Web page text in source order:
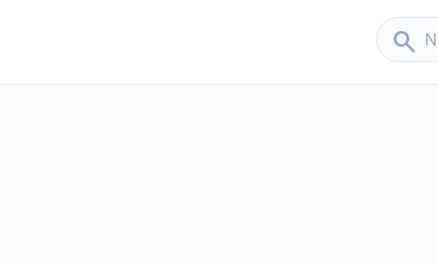
search
Sender